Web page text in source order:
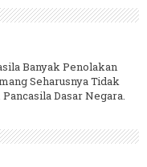
Banyak Penolakan
Seharusnya Tidak
Dasar Negara.